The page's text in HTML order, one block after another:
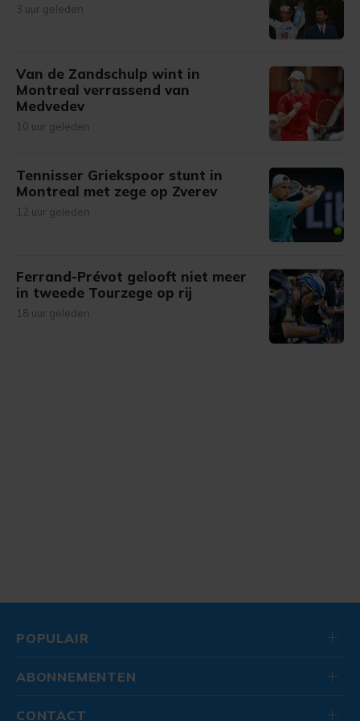
3 uur geleden
Van de Zandschulp wint in
Montreal verrassend van
Medvedev
10 uur geleden
Tennisser Griekspoor stunt in
Montreal met zege op Zverev
12 uur geleden
Ferrand-Prévot gelooft niet meer
in tweede Tourzege op rij
18 uur geleden
POPULAIR
ABONNEMENTEN
CONTACT